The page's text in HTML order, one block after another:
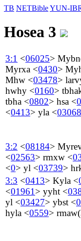
TB NETBibleYUN-
Hosea 3
3:1 <06025>
Myrxa <0430>
Mhw <03478>
hwhy <0160>
tbha <0802> hsa <
<0413> yla <03068
3:2 <08184>
<02563> rmxw <
<0> yl <03739>
3:3 <0413> Kyla <
<01961 > yyht <
yl <03427> ybst <
hyla <0559> rmaw